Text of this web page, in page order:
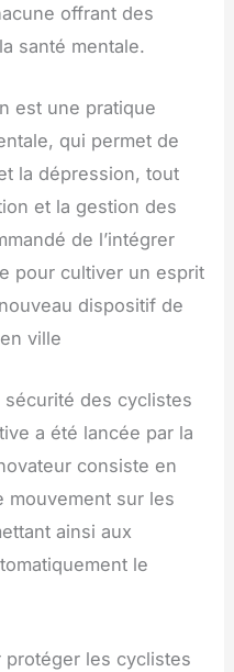
offrant des
santé mentale.
est une pratique
qui permet de
la dépression, tout
et la gestion des
de l’intégrer
pour cultiver un esprit
dispositif de
ville
des cyclistes
a été lancée par la
consiste en
mouvement sur les
ainsi aux
le
les cyclistes